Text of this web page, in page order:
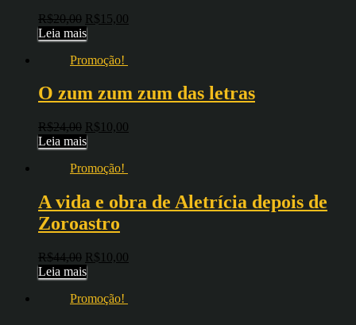
R$20,00 R$ 15,00
Leia mais
Promoção!
O zum zum zum das letras
R$24,00 R$ 10,00
Leia mais
Promoção!
A vida e obra de Aletrícia depois de
Zoroastro
R$44,00 R$ 10,00
Leia mais
Promoção!